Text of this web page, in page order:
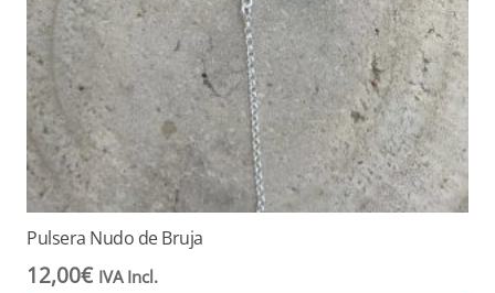
Pulsera Nudo de Bruja
12,00€ IVA Incl.